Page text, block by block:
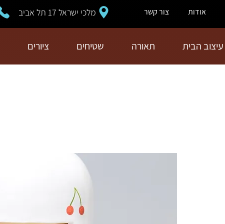
אודות צור קשר מלכי ישראל 17 תל אביב
עיצוב הבית תאורה שטיחים ציורים